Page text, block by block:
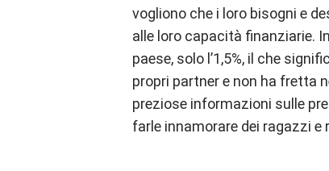
vogliono che i loro bisogni e
alle loro capacità finanziarie.
paese, solo l’1,5%, il che
propri partner e non ha fretta
preziose informazioni sulle
farle innamorare dei ragazzi